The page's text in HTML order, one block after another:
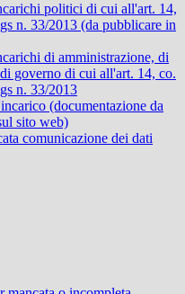
politici di cui all'art. 14,
n. 33/2013 (da pubblicare in
di amministrazione, di
governo di cui all'art. 14, co.
n. 33/2013
(documentazione da
sito web)
comunicazione dei dati